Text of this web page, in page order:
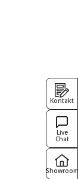
Kontakt
Live
Chat
Showroom